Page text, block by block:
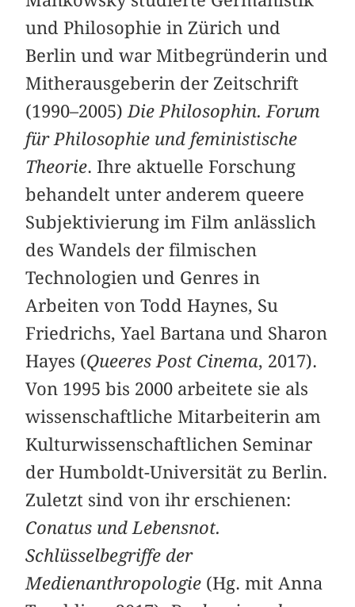
und Philosophie in Zürich und
Berlin und war Mitbegründerin und
Mitherausgeberin der Zeitschrift
(1990–2005) Die Philosophin. Forum
für Philosophie und feministische
Theorie. Ihre aktuelle Forschung
behandelt unter anderem queere
Subjektivierung im Film anlässlich
des Wandels der filmischen
Technologien und Genres in
Arbeiten von Todd Haynes, Su
Friedrichs, Yael Bartana und Sharon
Hayes (Queeres Post Cinema, 2017).
Von 1995 bis 2000 arbeitete sie als
wissenschaftliche Mitarbeiterin am
Kulturwissenschaftlichen Seminar
der Humboldt-Universität zu Berlin.
Zuletzt sind von ihr erschienen:
Conatus und Lebensnot.
Schlüsselbegriffe der
Medienanthropologie (Hg. mit Anna